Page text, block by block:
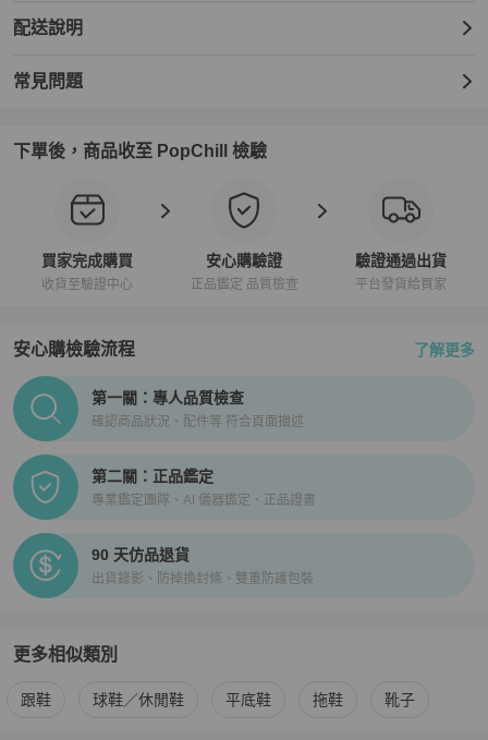
配送說明
常見問題
下單後，商品收至 PopChill 檢驗
買家完成購買
收貨至驗證中心
安心購驗證
正品鑑定 品質檢查
驗證通過出貨
平台發貨給買家
安心購檢驗流程 了解更多
PopChill拍拍圈正品驗證、安心購檢驗流程介紹
第一關：專人品質檢查
確認商品狀況、配件等 符合頁面描述
第二關：正品鑑定
專業鑑定團隊、AI 儀器鑑定、正品證書
90 天仿品退貨
出貨錄影、防掉換封條、雙重防護包裝
更多相似類別
更多Valentino Garavani女鞋 相似商品推薦
跟鞋 球鞋／休閒鞋 平底鞋 拖鞋 靴子